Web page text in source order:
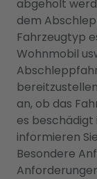
abgeholt
dem
Fahrzeugtyp
Wohnmobil
an, ob das
es
informieren
Besondere